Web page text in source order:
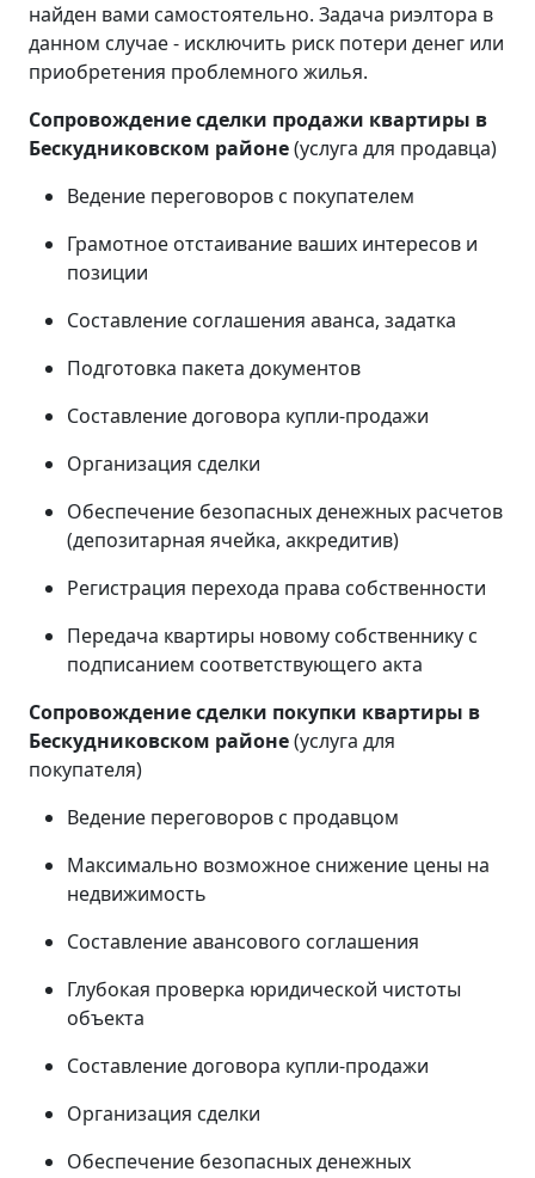
найден вами самостоятельно. Задача риэлтора в
данном случае - исключить риск потери денег или
приобретения проблемного жилья.
Сопровождение сделки продажи квартиры в
Бескудниковском районе(услуга для продавца)
Ведение переговоров с покупателем
Грамотное отстаивание ваших интересов и
позиции
Составление соглашения аванса, задатка
Подготовка пакета документов
Составление договора купли-продажи
Организация сделки
Обеспечение безопасных денежных расчетов
(депозитарная ячейка, аккредитив)
Регистрация перехода права собственности
Передача квартиры новому собственнику с
подписанием соответствующего акта
Сопровождение сделки покупки квартиры в
Бескудниковском районе(услуга для
покупателя)
Ведение переговоров с продавцом
Максимально возможное снижение цены на
недвижимость
Составление авансового соглашения
Глубокая проверка юридической чистоты
объекта
Составление договора купли-продажи
Организация сделки
Обеспечение безопасных денежных